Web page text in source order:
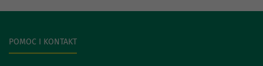
POMOC I KONTAKT